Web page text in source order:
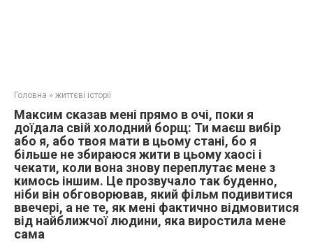
Головна » життєві історії
Максим сказав мені прямо в очі, поки я
доїдала свій холодний борщ: Ти маєш вибір
або я, або твоя мати в цьому стані, бо я
більше не збираюся жити в цьому хаосі і
чекати, коли вона знову переплутає мене з
кимось іншим. Це прозвучало так буденно,
ніби він обговорював, який фільм подивитися
ввечері, а не те, як мені фактично відмовитися
від найближчої людини, яка виростила мене
сама